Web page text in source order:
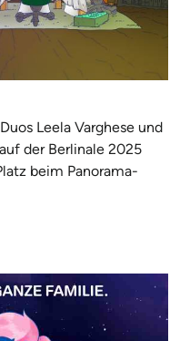
Leela Varghese und
der Berlinale 2025
beim Panorama-